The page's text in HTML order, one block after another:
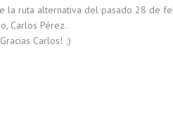
la ruta alternativa del pasado 28 de
Carlos Pérez.
Carlos! ;)